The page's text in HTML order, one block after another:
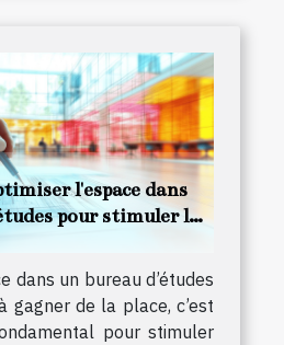
l'espace dans
pour stimuler la
dans un bureau d’études
gagner de la place, c’est
pour stimuler